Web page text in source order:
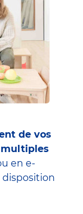
de vos
multiples
en e-
disposition